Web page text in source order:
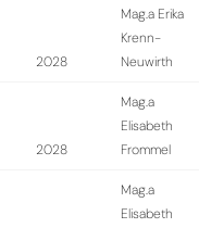
2028
Mag.a Erika
Krenn-
Neuwirth
2028
Mag.a
Elisabeth
Frommel
Mag.a
Elisabeth